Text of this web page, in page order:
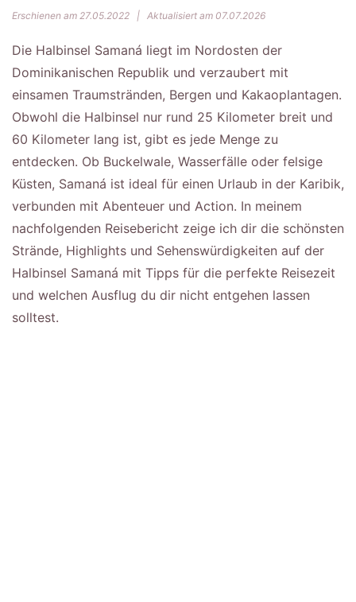
Erschienen am 27.05.2022 | Aktualisiert am 07.07.2026
Die Halbinsel Samaná liegt im Nordosten der
Dominikanischen Republik und verzaubert mit
einsamen Traumstränden, Bergen und Kakaoplantagen.
Obwohl die Halbinsel nur rund 25 Kilometer breit und
60 Kilometer lang ist, gibt es jede Menge zu
entdecken. Ob Buckelwale, Wasserfälle oder felsige
Küsten, Samaná ist ideal für einen Urlaub in der Karibik,
verbunden mit Abenteuer und Action. In meinem
nachfolgenden Reisebericht zeige ich dir die schönsten
Strände, Highlights und Sehenswürdigkeiten auf der
Halbinsel Samaná mit Tipps für die perfekte Reisezeit
und welchen Ausflug du dir nicht entgehen lassen
solltest.